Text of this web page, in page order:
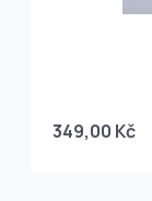
349,00 Kč